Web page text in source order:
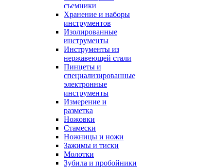
съемники
Хранение и наборы
инструментов
Изолированные
инструменты
Инструменты из
нержавеющей стали
Пинцеты и
специализированные
электронные
инструменты
Измерение и
разметка
Ножовки
Стамески
Ножницы и ножи
Зажимы и тиски
Молотки
Зубила и пробойники